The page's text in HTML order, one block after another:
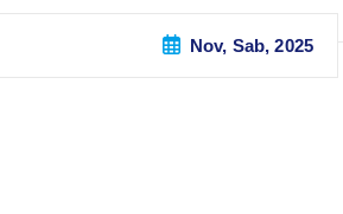
Nov, Sab, 2025